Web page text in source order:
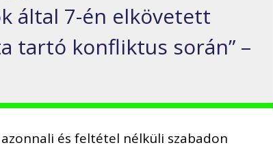
által 7-én elkövetett
tartó konfliktus során” –
és feltétel nélküli szabadon